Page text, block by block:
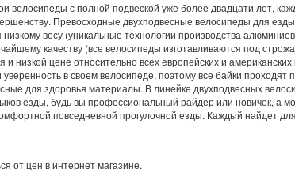
велосипеды с полной подвеской уже более двадцати лет,
Превосходные двухподвесные велосипеды для
весу (уникальные технологии производства
качеству (все велосипеды изготавливаются под
низкой цене относительно всех европейских и
в своем велосипеде, поэтому все байки проходят
для здоровья материалы. В линейке двухподвесных
езды, будь вы профессиональный райдер или новичок, а
повседневной прогулочной езды. Каждый найдет
от цен в интернет магазине.